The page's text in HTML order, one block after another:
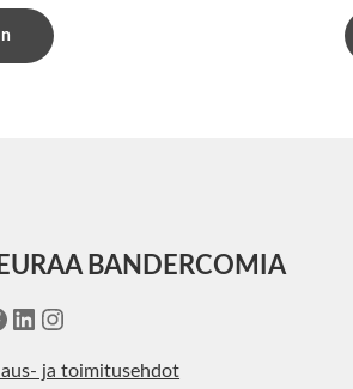
BANDERCOMIA
LinkedIn
Instagram
ja toimitusehdot